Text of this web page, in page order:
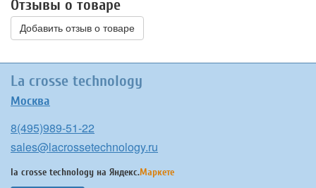
Отзывы о товаре
Добавить отзыв о товаре
La crosse technology
Москва
8(495)989-51-22
sales@lacrossetechnology.ru
la crosse technology на Яндекс.Маркете